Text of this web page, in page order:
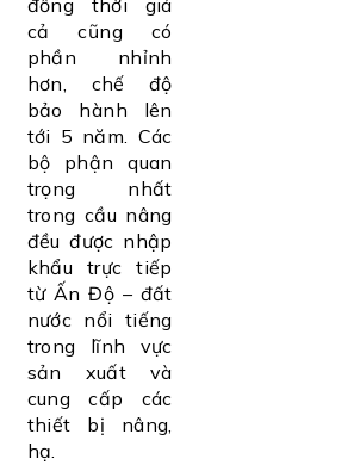
đồng thời giá
cả cũng có
phần nhỉnh
hơn, chế độ
bảo hành lên
tới 5 năm. Các
bộ phận quan
trọng nhất
trong cầu nâng
đều được nhập
khẩu trực tiếp
từ Ấn Độ – đất
nước nổi tiếng
trong lĩnh vực
sản xuất và
cung cấp các
thiết bị nâng,
hạ.